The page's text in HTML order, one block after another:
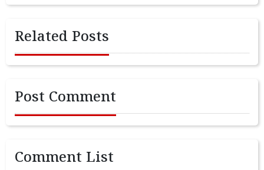
Related Posts
Post Comment
Comment List